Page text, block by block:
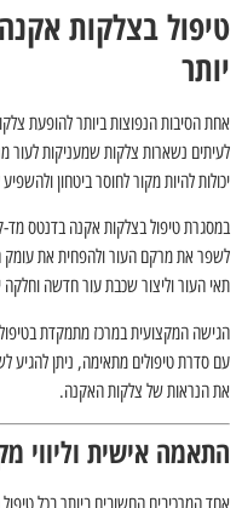
טיפול בצלקות
יותר
אחת הסיבות הנפוצות ביותר להופעת
לעיתים נשארות צלקות שמעניקות
יכולות להיות מקור לחוסר ביטחון
במסגרת טיפול בצלקות אקנה בדנטס מד-
לשפר את מרקם העור ולהפחית את עומק
תאי העור וליצור שכבת עור חדשה וחלקה
הגישה המקצועית במרכז מתמקדת
עם סדרת טיפולים מתאימה, ניתן להגיע
את הנראות של צלקות האקנה.
התאמה אישית וליווי